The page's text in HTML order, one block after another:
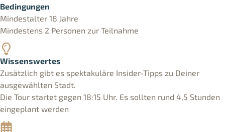
Bedingungen
Mindestalter 18 Jahre
Mindestens 2 Personen zur Teilnahme
Wissenswertes
Zusätzlich gibt es spektakuläre Insider-Tipps zu Deiner
ausgewählten Stadt.
Die Tour startet gegen 18:15 Uhr. Es sollten rund 4,5 Stunden
eingeplant werden